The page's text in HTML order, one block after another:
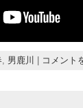
, 男鹿川 コメント